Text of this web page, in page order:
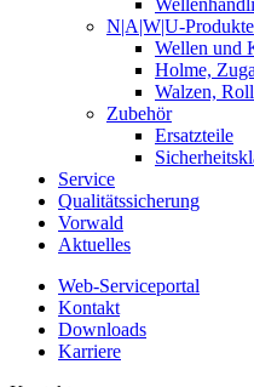
N|A|W|U-Produkte
Wellen und
Holme,
Walzen,
Zubehör
Ersatzteile
Service
Qualitätssicherung
Vorwald
Aktuelles
Web-Serviceportal
Kontakt
Downloads
Karriere